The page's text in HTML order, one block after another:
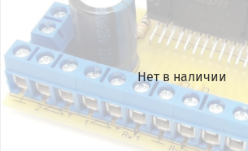
Нет в наличии